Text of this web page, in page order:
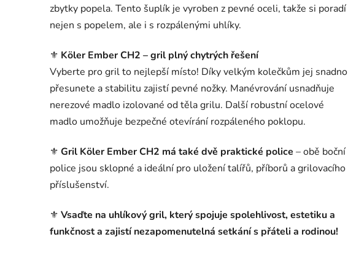
zbytky popela. Tento šuplík je vyroben z pevné oceli, takže si poradí
nejen s popelem, ale i s rozpálenými uhlíky.
⚜️ Köler Ember CH2 – gril plný chytrých řešení
Vyberte pro gril to nejlepší místo! Díky velkým kolečkům jej snadno
přesunete a stabilitu zajistí pevné nožky. Manévrování usnadňuje
nerezové madlo izolované od těla grilu. Další robustní ocelové
madlo umožňuje bezpečné otevírání rozpáleného poklopu.
⚜️ Gril Köler Ember CH2 má také dvě praktické police – obě boční
police jsou sklopné a ideální pro uložení talířů, příborů a grilovacího
příslušenství.
⚜️ Vsaďte na uhlíkový gril, který spojuje spolehlivost, estetiku a
funkčnost a zajistí nezapomenutelná setkání s přáteli a rodinou!